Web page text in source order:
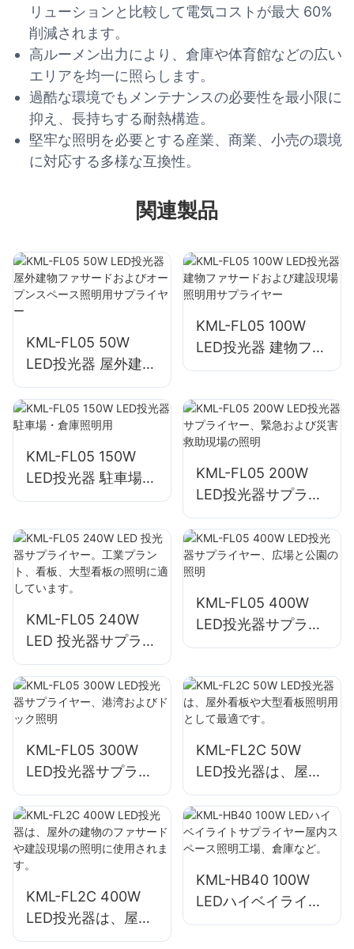
リューションと比較して電気コストが最大 60%
削減されます。
高ルーメン出力により、倉庫や体育館などの広い
エリアを均一に照らします。
過酷な環境でもメンテナンスの必要性を最小限に
抑え、長持ちする耐熱構造。
堅牢な照明を必要とする産業、商業、小売の環境
に対応する多様な互換性。
関連製品
KML-FL05 50W
LED投光器 屋外建物
ファサードおよびオ
ープンスペース照明
用サプライヤー
KML-FL05 100W
LED投光器 建物ファ
サードおよび建設現
ー
KML-FL05 150W
LED投光器 駐車場・
倉庫照明用
KML-FL05 200W
LED投光器サプライ
ヤー、緊急および災
害救助現場の照明
KML-FL05 240W
LED 投光器サプライ
ヤー。工業プラン
ト、看板、大型看板
の照明に適していま
す。
KML-FL05 400W
LED投光器サプライ
ヤー、広場と公園の
KML-FL05 300W
LED投光器サプライ
ヤー、港湾およびド
ック照明
KML-FL2C 50W
LED投光器は、屋外
看板や大型看板照明
用として最適です。
KML-FL2C 400W
LED投光器は、屋外
の建物のファサード
KML-HB40 100W
LEDハイベイライト
サプライヤー屋内ス